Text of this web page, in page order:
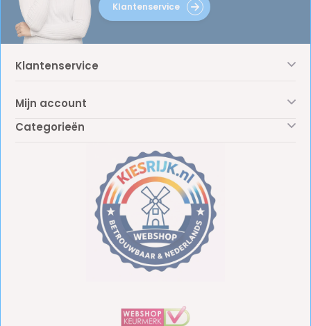
Klantenservice
Klantenservice
Mijn account
Categorieën